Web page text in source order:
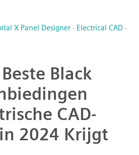
X Panel Designer · Electrical CAD ·
Black
CAD-
2024 Krijgt